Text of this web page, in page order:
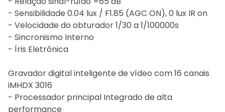
- Sensibilidade 0.04 lux / F1.85 (AGC ON), 0 lux IR on
- Velocidade do obturador 1/30 a 1/100000s
- Sincronismo Interno
- Íris Eletrônica
Gravador digital inteligente de vídeo com 16 canais
iMHDX 3016
- Processador principal Integrado de alta
performance